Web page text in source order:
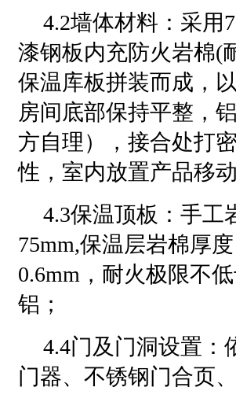
4.2墙体材料：采用
漆钢板内充防火岩棉(
保温库板拼装而成，
房间底部保持平整，
方自理），接合处打
性，室内放置产品移
4.3保温顶板：手工
75mm,保温层岩棉厚
0.6mm，耐火极限不
铝；
4.4门及门洞设置：
门器、不锈钢门合页